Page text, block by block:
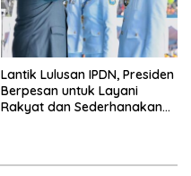
Lantik Lulusan IPDN, Presiden
Berpesan untuk Layani
Rakyat dan Sederhanakan